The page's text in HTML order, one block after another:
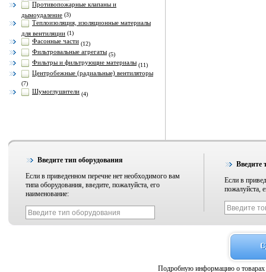
Противопожарные клапаны и
дымоудаление (3)
Теплоизоляция, изоляционные материалы
для вентиляции (1)
Фасонные части (12)
Фильтровальные агрегаты (5)
Фильтры и фильтрующие материалы (11)
Центробежные (радиальные) вентиляторы
(7)
Шумоглушители (4)
Введите тип оборудования
Если в приведенном перечне нет необходимого вам
типа оборудования, введите, пожалуйста, его
наименование:
Введите
Если в
пожалуйста,
Подробную информацию о товарах